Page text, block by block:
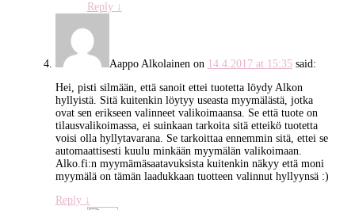
Reply ↓
Aappo Alkolainenon 14.4.2017 at 15:35 said:
Hei, pisti silmään, että sanoit ettei tuotetta löydy Alkon
hyllyistä. Sitä kuitenkin löytyy useasta myymälästä, jotka
ovat sen erikseen valinneet valikoimaansa. Se että tuote on
tilausvalikoimassa, ei suinkaan tarkoita sitä etteikö tuotetta
voisi olla hyllytavarana. Se tarkoittaa ennemmin sitä, ettei se
automaattisesti kuulu minkään myymälän valikoimaan.
Alko.fi:n myymämäsaatavuksista kuitenkin näkyy että moni
myymälä on tämän laadukkaan tuotteen valinnut hyllyynsä :)
Reply ↓